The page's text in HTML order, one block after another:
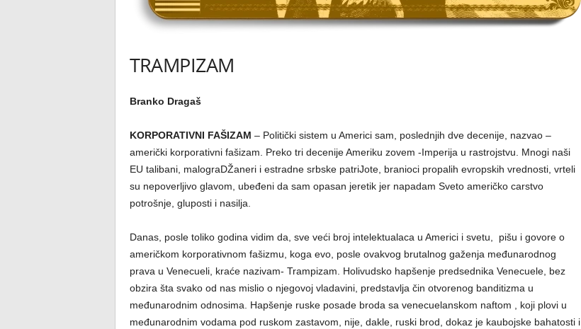
TRAMPIZAM
Branko Dragaš
KORPORATIVNI FAŠIZAM – Politički sistem u Americi sam, poslednjih dve decenije, nazvao –
američki korporativni fašizam. Preko tri decenije Ameriku zovem -Imperija u rastrojstvu. Mnogi naši
EU talibani, malograDŽaneri i estradne srbske patriJote, branioci propalih evropskih vrednosti, vrteli
su nepoverljivo glavom, ubeđeni da sam opasan jeretik jer napadam Sveto američko carstvo
potrošnje, gluposti i nasilja.
Danas, posle toliko godina vidim da, sve veći broj intelektualaca u Americi i svetu, pišu i govore o
američkom korporativnom fašizmu, koga evo, posle ovakvog brutalnog gaženja međunarodnog
prava u Venecueli, kraće nazivam- Trampizam. Holivudsko hapšenje predsednika Venecuele, bez
obzira šta svako od nas mislio o njegovoj vladavini, predstavlja čin otvorenog banditizma u
međunarodnim odnosima. Hapšenje ruske posade broda sa venecuelanskom naftom , koji plovi u
međunarodnim vodama pod ruskom zastavom, nije, dakle, ruski brod, dokaz je kaubojske bahatosti i